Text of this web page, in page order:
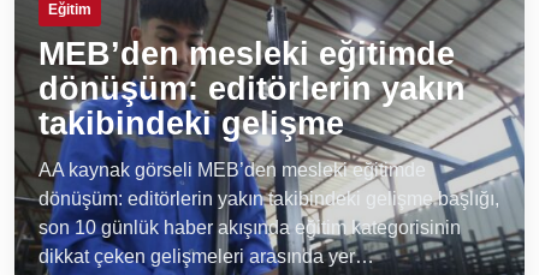
Eğitim
MEB’den mesleki eğitimde
dönüşüm: editörlerin yakın
takibindeki gelişme
AA kaynak görseli MEB’den mesleki eğitimde
dönüşüm: editörlerin yakın takibindeki gelişme başlığı,
son 10 günlük haber akışında eğitim kategorisinin
dikkat çeken gelişmeleri arasında yer…